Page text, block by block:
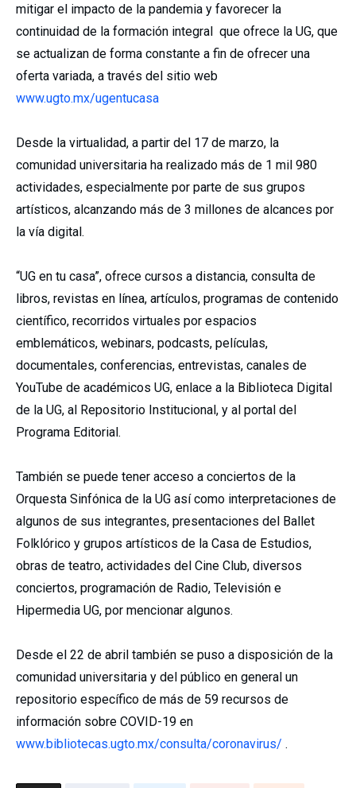
mitigar el impacto de la pandemia y favorecer la
continuidad de la formación integral que ofrece la UG, que
se actualizan de forma constante a fin de ofrecer una
oferta variada, a través del sitio web
www.ugto.mx/ugentucasa
Desde la virtualidad, a partir del 17 de marzo, la
comunidad universitaria ha realizado más de 1 mil 980
actividades, especialmente por parte de sus grupos
artísticos, alcanzando más de 3 millones de alcances por
la vía digital.
“UG en tu casa”, ofrece cursos a distancia, consulta de
libros, revistas en línea, artículos, programas de contenido
científico, recorridos virtuales por espacios
emblemáticos, webinars, podcasts, películas,
documentales, conferencias, entrevistas, canales de
YouTube de académicos UG, enlace a la Biblioteca Digital
de la UG, al Repositorio Institucional, y al portal del
Programa Editorial.
También se puede tener acceso a conciertos de la
Orquesta Sinfónica de la UG así como interpretaciones de
algunos de sus integrantes, presentaciones del Ballet
Folklórico y grupos artísticos de la Casa de Estudios,
obras de teatro, actividades del Cine Club, diversos
conciertos, programación de Radio, Televisión e
Hipermedia UG, por mencionar algunos.
Desde el 22 de abril también se puso a disposición de la
comunidad universitaria y del público en general un
repositorio específico de más de 59 recursos de
información sobre COVID-19 en
www.bibliotecas.ugto.mx/consulta/coronavirus/ .